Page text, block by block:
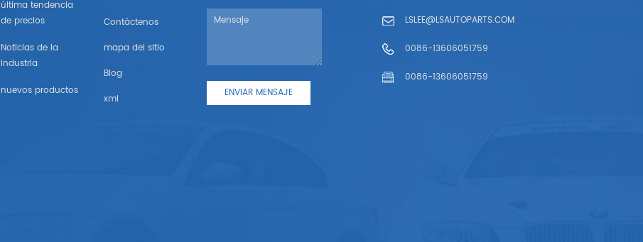
última tendencia
de precios
Noticias de la
Industria
nuevos productos
Contáctenos
mapa del sitio
Blog
xml
LSLEE@LSAUTOPARTS.COM
0086-13606051759
0086-13606051759